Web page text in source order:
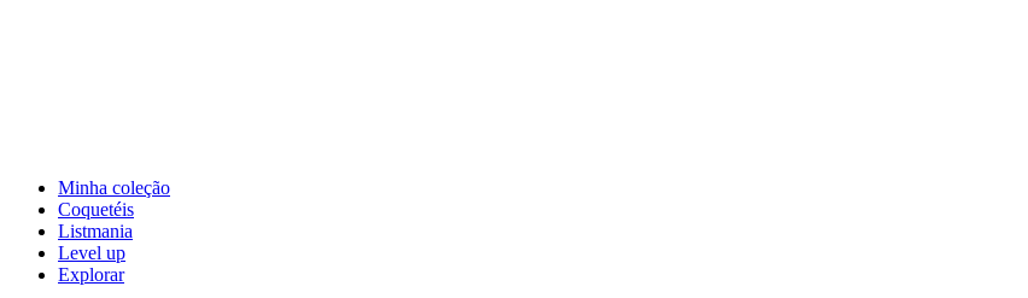
Minha coleção
Coquetéis
Listmania
Level up
Explorar